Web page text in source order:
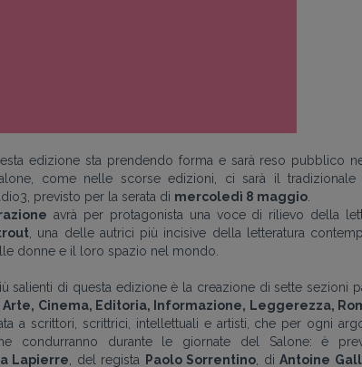
edizione sta prendendo forma e sarà reso pubblico
come nelle scorse edizioni, ci sarà il tradizionale
previsto per la serata di mercoledì 8 maggio
avrà per protagonista una voce di rilievo della
, una delle autrici più incisive della letteratura
donne e il loro spazio nel mondo.
salienti di questa edizione è la creazione di sette sezioni
Arte, Cinema, Editoria, Informazione, Leggerezza,
a scrittori, scrittrici, intellettuali e artisti, che per ogni
condurranno durante le giornate del Salone: è
Lapierre , del regista Paolo Sorrentino , diAntoine